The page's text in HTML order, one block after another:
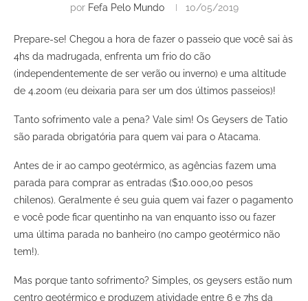
por Fefa Pelo Mundo 10/05/2019
Prepare-se! Chegou a hora de fazer o passeio que você sai às
4hs da madrugada, enfrenta um frio do cão
(independentemente de ser verão ou inverno) e uma altitude
de 4.200m (eu deixaria para ser um dos últimos passeios)!
Tanto sofrimento vale a pena? Vale sim! Os Geysers de Tatio
são parada obrigatória para quem vai para o Atacama.
Antes de ir ao campo geotérmico, as agências fazem uma
parada para comprar as entradas ($10.000,00 pesos
chilenos). Geralmente é seu guia quem vai fazer o pagamento
e você pode ficar quentinho na van enquanto isso ou fazer
uma última parada no banheiro (no campo geotérmico não
tem!).
Mas porque tanto sofrimento? Simples, os geysers estão num
centro geotérmico e produzem atividade entre 6 e 7hs da